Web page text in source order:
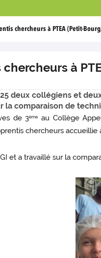
chercheurs à PTEA (Petit-
à
deux collégiens et
la comparaison de
de 3ème
au Collège
chercheurs accueillie
et a travaillé sur la